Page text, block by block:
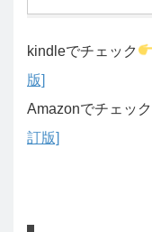
kindleでチェック
版]
Amazonでチェック
訂版]